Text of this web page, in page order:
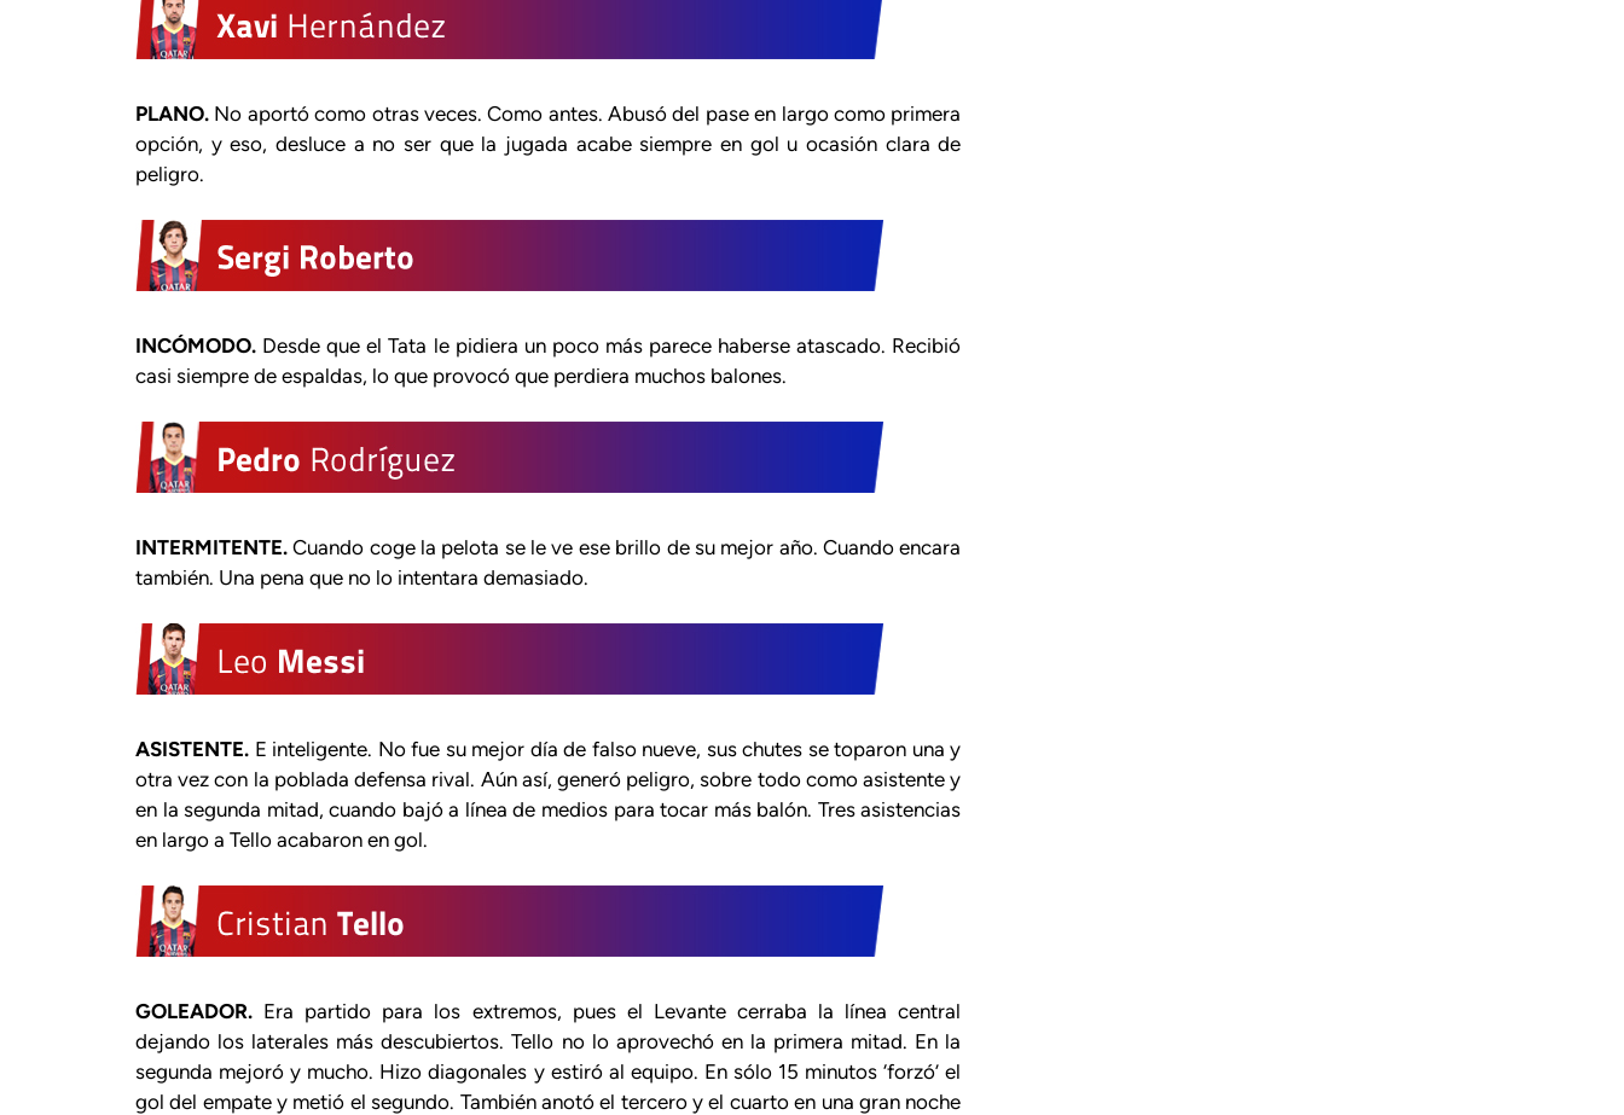
PLANO. No aportó como otras veces. Como antes. Abusó del pase en largo como primera
opción, y eso, desluce a no ser que la jugada acabe siempre en gol u ocasión clara de
peligro.
INCÓMODO. Desde que el Tata le pidiera un poco más parece haberse atascado. Recibió
casi siempre de espaldas, lo que provocó que perdiera muchos balones.
INTERMITENTE. Cuando coge la pelota se le ve ese brillo de su mejor año. Cuando encara
también. Una pena que no lo intentara demasiado.
ASISTENTE. E inteligente. No fue su mejor día de falso nueve, sus chutes se toparon una y
otra vez con la poblada defensa rival. Aún así, generó peligro, sobre todo como asistente y
en la segunda mitad, cuando bajó a línea de medios para tocar más balón. Tres asistencias
en largo a Tello acabaron en gol.
GOLEADOR. Era partido para los extremos, pues el Levante cerraba la línea central
dejando los laterales más descubiertos. Tello no lo aprovechó en la primera mitad. En la
segunda mejoró y mucho. Hizo diagonales y estiró al equipo. En sólo 15 minutos ‘forzó’ el
gol del empate y metió el segundo. También anotó el tercero y el cuarto en una gran noche